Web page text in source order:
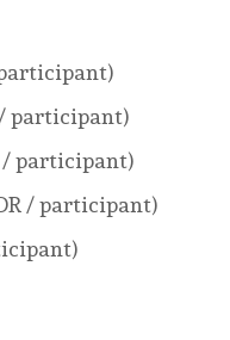
/ participant)
/ participant)
/ participant)